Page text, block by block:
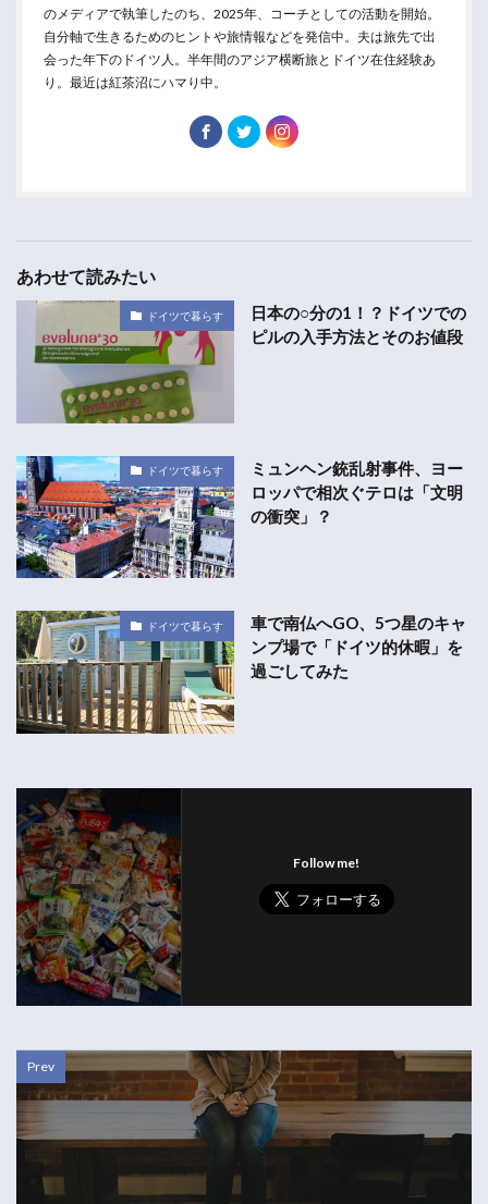
のメディアで執筆したのち、2025年、コーチとしての活動を開始。
自分軸で生きるためのヒントや旅情報などを発信中。夫は旅先で出
会った年下のドイツ人。半年間のアジア横断旅とドイツ在住経験あ
り。最近は紅茶沼にハマり中。
あわせて読みたい
ドイツで暮らす
日本の○分の1！？ドイツでの
ピルの入手方法とそのお値段
ドイツで暮らす
ミュンヘン銃乱射事件、ヨー
ロッパで相次ぐテロは「文明
の衝突」？
ドイツで暮らす
車で南仏へGO、5つ星のキャ
ンプ場で「ドイツ的休暇」を
過ごしてみた
Follow me!
Prev